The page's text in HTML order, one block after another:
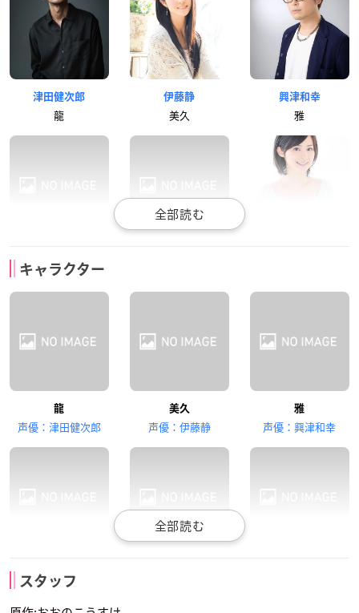
津田健次郎
龍
伊藤静
美久
興津和幸
雅
虎二郎
福島潤
ヤクザの若頭
斉藤貴美子
町の会長
野川雅史
警官
警官
キャラクター
龍
声優：津田健次郎
美久
声優：伊藤静
雅
声優：興津和幸
声優：細谷佳正
スタッフ